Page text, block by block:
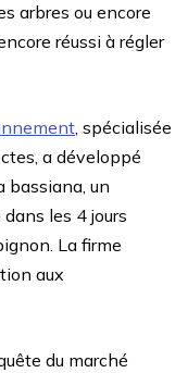
arbres ou encore
réussi à régler
, spécialisée
a développé
bassiana, un
les 4 jours
La firme
aux
du marché